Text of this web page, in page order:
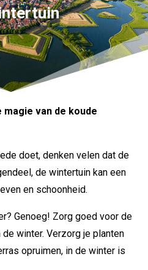
magie van de koude
doet, denken velen dat de
de wintertuin kan een
en schoonheid.
Genoeg! Zorg goed voor de
winter. Verzorg je planten
opruimen, in de winter is